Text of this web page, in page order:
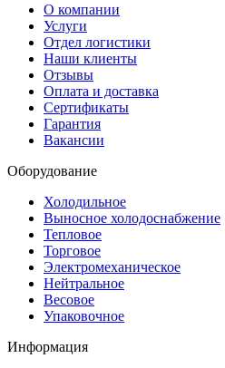
О компании
Услуги
Отдел логистики
Наши клиенты
Отзывы
Оплата и доставка
Сертификаты
Гарантия
Вакансии
Оборудование
Холодильное
Выносное холодоснабжение
Тепловое
Торговое
Электромеханическое
Нейтральное
Весовое
Упаковочное
Информация